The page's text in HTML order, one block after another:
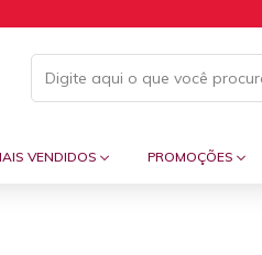
VENDIDOS PROMOÇÕES